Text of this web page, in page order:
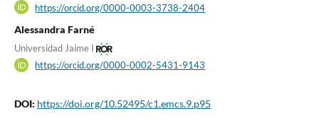
https://orcid.org/0000-0003-3738-2404
Alessandra Farné
Universidad Jaime I
https://orcid.org/0000-0002-5431-9143
DOI: https://doi.org/10.52495/c1.emcs.9.p95